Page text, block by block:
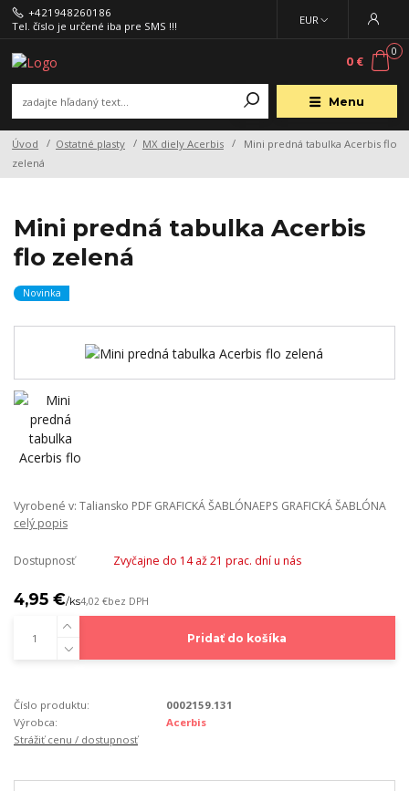
Menu
EUR
+421948260186
Tel. číslo je určené iba pre SMS !!!
0
0 €
Úvod Ostatné plasty MX diely Acerbis
Mini predná tabulka Acerbis flo
zelená
Mini predná tabulka Acerbis
flo zelená
Novinka
Vyrobené v: Taliansko PDF GRAFICKÁ ŠABLÓNAEPS GRAFICKÁ ŠABLÓNA
celý popis
Dostupnosť Zvyčajne do 14 až 21 prac. dní u nás
4,95 €/ks4,02 €bez DPH
Pridať do košíka
Číslo produktu:
0002159.131
Výrobca:
Acerbis
Strážiť cenu / dostupnosť